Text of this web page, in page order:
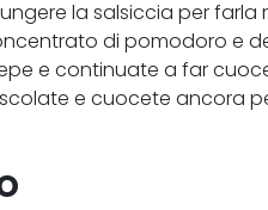
la salsiccia per farla
di pomodoro e
e continuate a far
e cuocete ancora